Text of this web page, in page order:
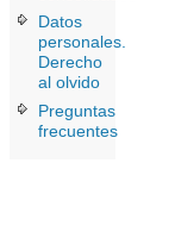
Datos
personales.
Derecho
al olvido
Preguntas
frecuentes